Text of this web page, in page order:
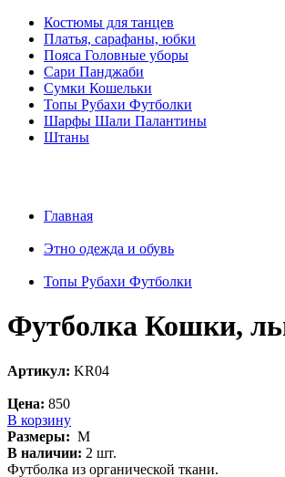
Костюмы для танцев
Платья, сарафаны, юбки
Пояса Головные уборы
Сари Панджаби
Сумки Кошельки
Топы Рубахи Футболки
Шарфы Шали Палантины
Штаны
Главная
Этно одежда и обувь
Топы Рубахи Футболки
Футболка Кошки,
Артикул: KR04
Цена: 850
В корзину
Размеры: M
В наличии: 2 шт.
Футболка из органической ткани.